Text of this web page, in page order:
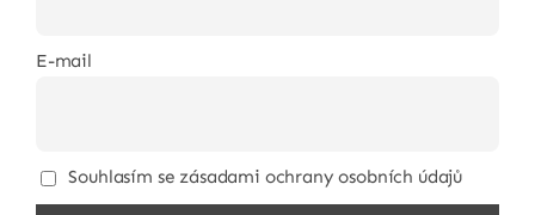
E-mail
Souhlasím se zásadami ochrany osobních údajů